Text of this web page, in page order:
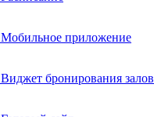
Мобильное приложение
Виджет бронирования залов